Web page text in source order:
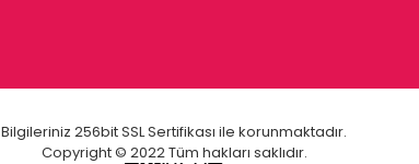
Bilgileriniz 256bit SSL Sertifikası ile korunmaktadır.
Copyright © 2022 Tüm hakları saklıdır.